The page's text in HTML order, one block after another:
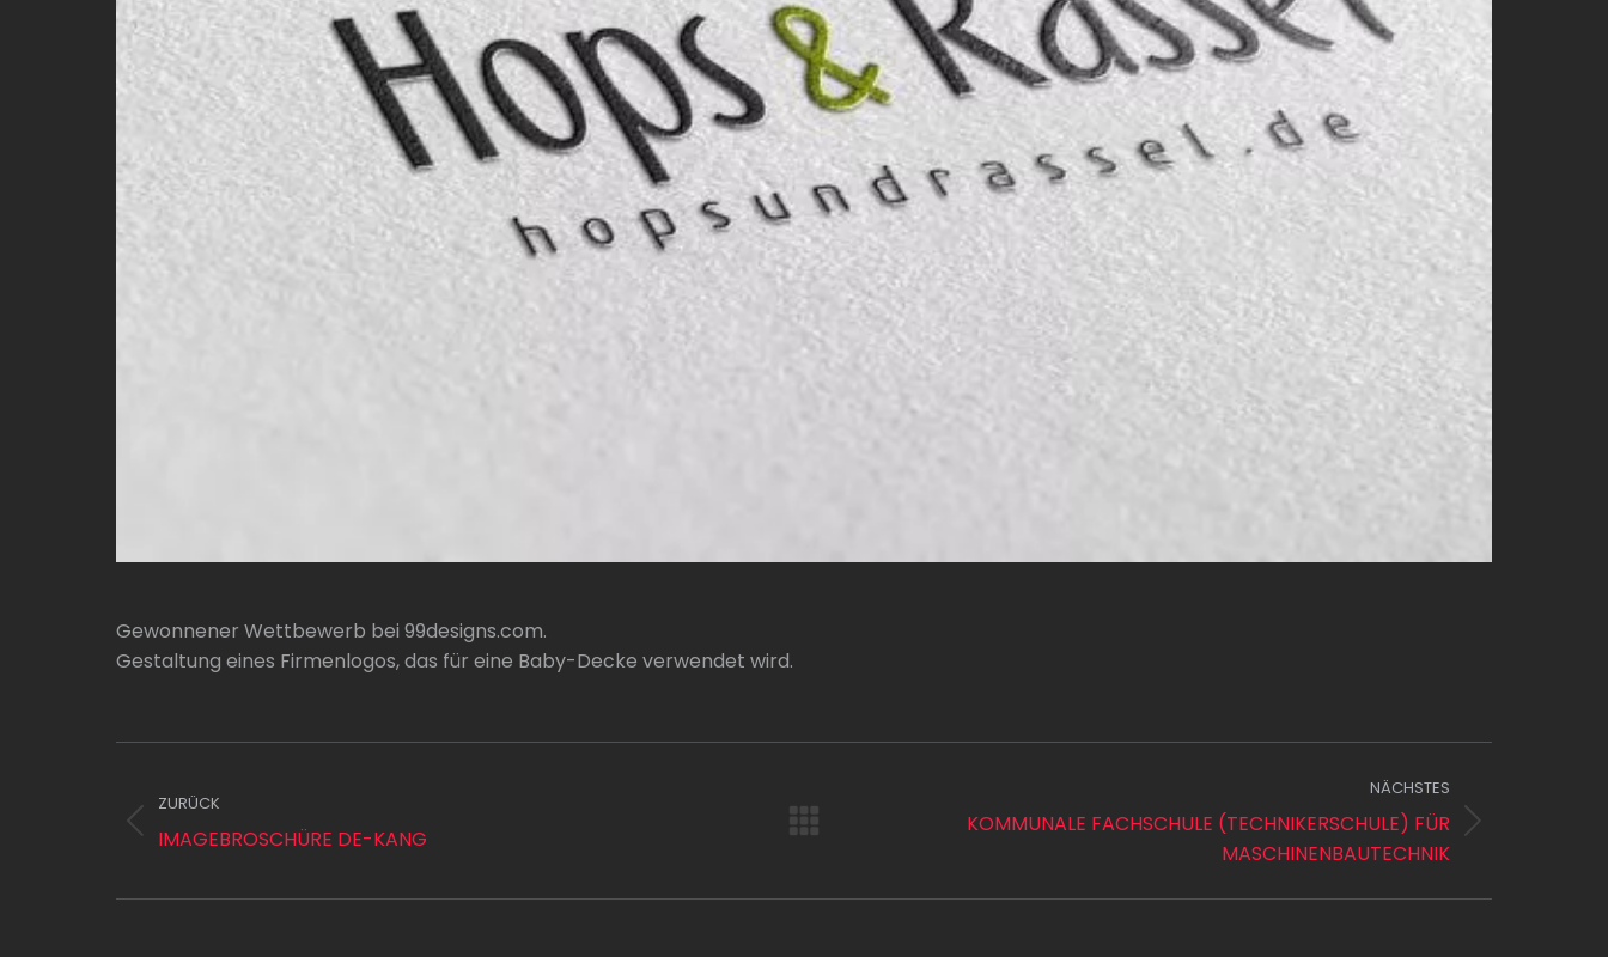
Gewonnener Wettbewerb bei 99designs.com.
Gestaltung eines Firmenlogos, das für eine Baby-Decke verwendet wird.
NAVIGATION
ZURÜCK
Previous
IMAGEBROSCHÜRE DE-KANG
NÄCHSTES
KOMMUNALE FACHSCHULE (TECHNIKERSCHULE) FÜR
MASCHINENBAUTECHNIK